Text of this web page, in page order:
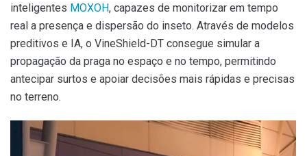
inteligentes MOXOH, capazes de monitorizar em tempo
real a presença e dispersão do inseto. Através de modelos
preditivos e IA, o VineShield-DT consegue simular a
propagação da praga no espaço e no tempo, permitindo
antecipar surtos e apoiar decisões mais rápidas e precisas
no terreno.